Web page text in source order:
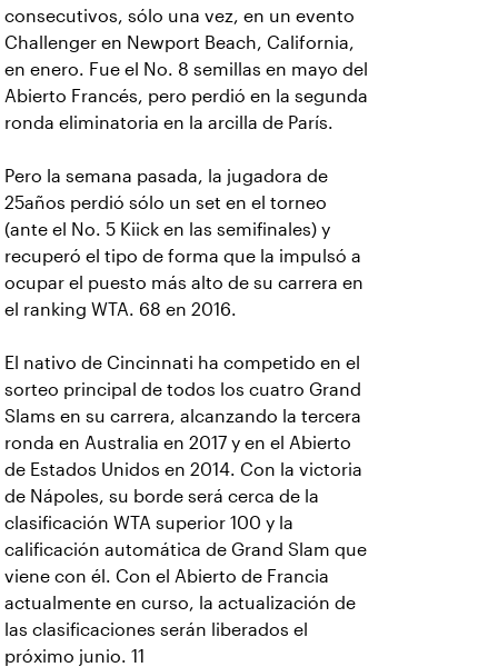
consecutivos, sólo una vez, en un evento
Challenger en Newport Beach, California,
en enero. Fue el No. 8 semillas en mayo del
Abierto Francés, pero perdió en la segunda
ronda eliminatoria en la arcilla de París.
Pero la semana pasada, la jugadora de
25años perdió sólo un set en el torneo
(ante el No. 5 Kiick en las semifinales) y
recuperó el tipo de forma que la impulsó a
ocupar el puesto más alto de su carrera en
el ranking WTA. 68 en 2016.
El nativo de Cincinnati ha competido en el
sorteo principal de todos los cuatro Grand
Slams en su carrera, alcanzando la tercera
ronda en Australia en 2017 y en el Abierto
de Estados Unidos en 2014. Con la victoria
de Nápoles, su borde será cerca de la
clasificación WTA superior 100 y la
calificación automática de Grand Slam que
viene con él. Con el Abierto de Francia
actualmente en curso, la actualización de
las clasificaciones serán liberados el
próximo junio. 11